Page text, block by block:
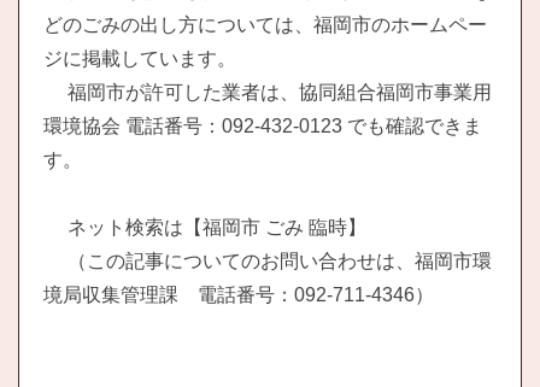
どのごみの出し方については、福岡市のホームペー
ジに掲載しています。
福岡市が許可した業者は、協同組合福岡市事業用
環境協会 電話番号：092-432-0123 でも確認できま
す。
ネット検索は【福岡市 ごみ 臨時】
（この記事についてのお問い合わせは、福岡市環
境局収集管理課 電話番号：092-711-4346）